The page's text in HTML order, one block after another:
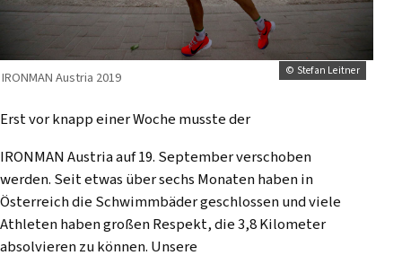
© Stefan Leitner
IRONMAN Austria 2019
Erst vor knapp einer Woche musste der
IRONMAN Austria auf 19. September verschoben
werden. Seit etwas über sechs Monaten haben in
Österreich die Schwimmbäder geschlossen und viele
Athleten haben großen Respekt, die 3,8 Kilometer
absolvieren zu können. Unsere